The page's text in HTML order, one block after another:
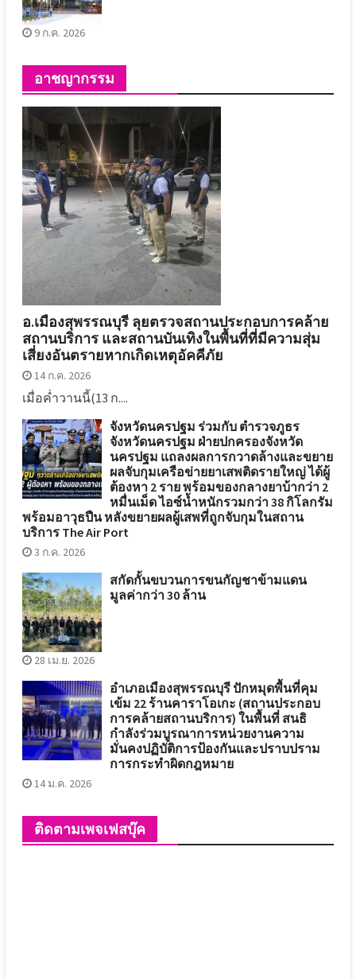
9 ก.ค. 2026
อาชญากรรม
อ.เมืองสุพรรณบุรี ลุยตรวจสถานประกอบการคล้าย
สถานบริการ และสถานบันเทิงในพื้นที่ที่มีความสุ่ม
เสี่ยงอันตรายหากเกิดเหตุอัคคีภัย
14 ก.ค. 2026
เมื่อค่ำวานนี้(13 ก....
จังหวัดนครปฐม ร่วมกับ ตำรวจภูธร
จังหวัดนครปฐม ฝ่ายปกครองจังหวัด
นครปฐม แถลงผลการกวาดล้างและขยาย
ผลจับกุมเครือข่ายยาเสพติดรายใหญ่ ได้ผู้
ต้องหา 2 ราย พร้อมของกลางยาบ้ากว่า 2
หมื่นเม็ด ไอซ์น้ำหนักรวมกว่า 38 กิโลกรัม
พร้อมอาวุธปืน หลังขยายผลผู้เสพที่ถูกจับกุมในสถาน
บริการ The Air Port
3 ก.ค. 2026
สกัดกั้นขบวนการขนกัญชาข้ามแดน
มูลค่ากว่า 30 ล้าน
28 เม.ย. 2026
อำเภอเมืองสุพรรณบุรี ปักหมุดพื้นที่คุม
เข้ม 22 ร้านคาราโอเกะ (สถานประกอบ
การคล้ายสถานบริการ) ในพื้นที่ สนธิ
กำลังร่วมบูรณาการหน่วยงานความ
มั่นคงปฏิบัติการป้องกันและปราบปราม
การกระทำผิดกฎหมาย
14 ม.ค. 2026
ติดตามเพจเฟสบุ๊ค